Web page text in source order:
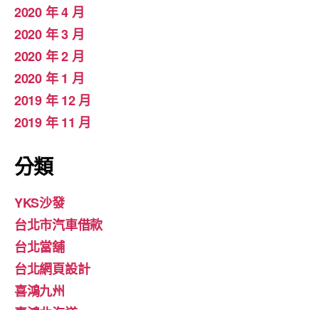
2020 年 4 月
2020 年 3 月
2020 年 2 月
2020 年 1 月
2019 年 12 月
2019 年 11 月
分類
YKS沙發
台北市汽車借款
台北當舖
台北網頁設計
喜鴻九州